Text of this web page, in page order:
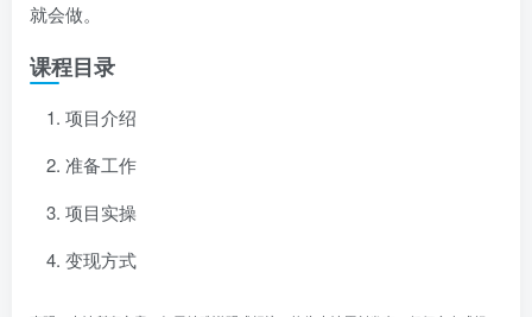
就会做。
课程目录
项目介绍
准备工作
项目实操
变现方式